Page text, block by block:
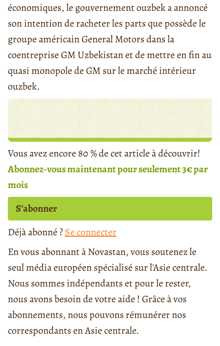
économiques, le gouvernement ouzbek a annoncé
son intention de racheter les parts que possède le
groupe américain General Motors dans la
coentreprise GM Uzbekistan et de mettre en fin au
quasi monopole de GM sur le marché intérieur
ouzbek.
Vous avez encore 80 % de cet article à découvrir!
Abonnez-vous maintenant pour seulement 3€ par
mois
S’abonner
Déjà abonné ?Se connecter
En vous abonnant à Novastan, vous soutenez le
seul média européen spécialisé sur l'Asie centrale.
Nous sommes indépendants et pour le rester,
nous avons besoin de votre aide ! Grâce à vos
abonnements, nous pouvons rémunérer nos
correspondants en Asie centrale.